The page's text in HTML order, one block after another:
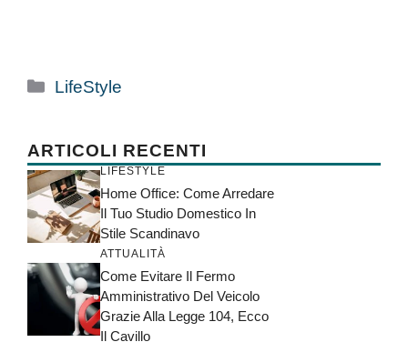
Categorie
LifeStyle
ARTICOLI RECENTI
LIFESTYLE
Home Office: Come Arredare
Il Tuo Studio Domestico In
Stile Scandinavo
ATTUALITÀ
Come Evitare Il Fermo
Amministrativo Del Veicolo
Grazie Alla Legge 104, Ecco
Il Cavillo